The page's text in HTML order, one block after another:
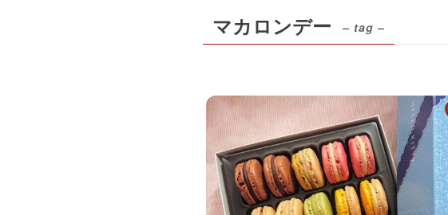
マカロンデー – tag –